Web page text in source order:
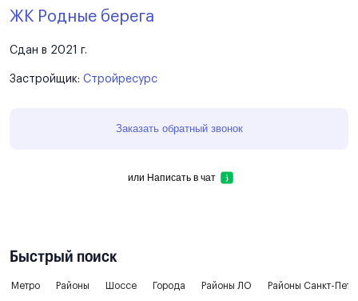
ЖК Родные берега
Сдан в 2021 г.
Застройщик: Стройресурс
Заказать обратный звонок
или Написать в чат
Быстрый поиск
Метро Районы Шоссе Города Районы ЛО Районы Санкт-